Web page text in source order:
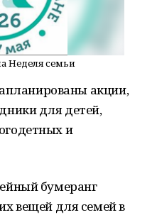
Неделя семьи
акции,
для детей,
и
бумеранг
вещей для семей в